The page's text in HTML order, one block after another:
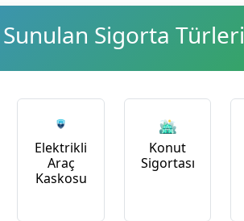
Sigorta Türleri
Elektrikli
Araç
Kaskosu
Konut
Sigortası